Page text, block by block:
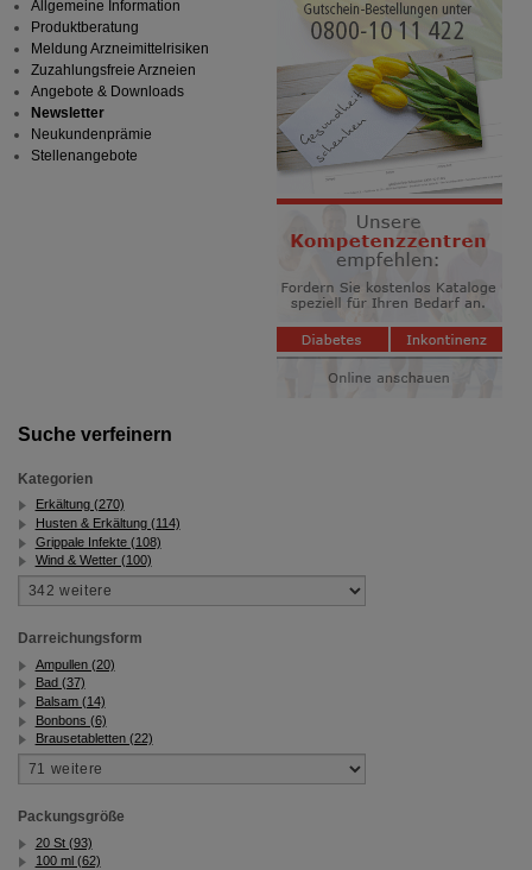
Suche verfeinern
Kategorien
Erkältung (270)
Husten & Erkältung (114)
Grippale Infekte (108)
Wind & Wetter (100)
Darreichungsform
Ampullen (20)
Bad (37)
Balsam (14)
Bonbons (6)
Brausetabletten (22)
Packungsgröße
20 St (93)
100 ml (62)
Allgemeine Information
Produktberatung
Meldung Arzneimittelrisiken
Zuzahlungsfreie Arzneien
Angebote & Downloads
Newsletter
Neukundenprämie
Stellenangebote